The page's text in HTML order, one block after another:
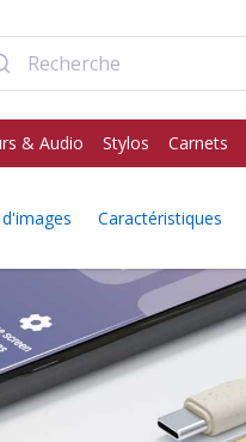
& Audio Stylos Carnets
Caractéristiques